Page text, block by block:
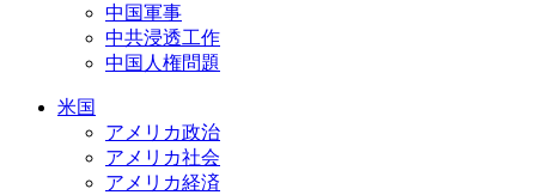
中国軍事
中共浸透工作
中国人権問題
米国
アメリカ政治
アメリカ社会
アメリカ経済